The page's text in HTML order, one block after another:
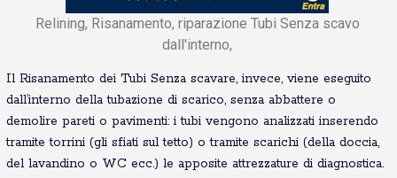
Relining, Risanamento, riparazione Tubi Senza scavo
dall'interno,
Il Risanamento dei Tubi Senza scavare, invece, viene eseguito
dall’interno della tubazione di scarico, senza abbattere o
demolire pareti o pavimenti: i tubi vengono analizzati inserendo
tramite torrini (gli sfiati sul tetto) o tramite scarichi (della doccia,
del lavandino o WC ecc.) le apposite attrezzature di diagnostica.